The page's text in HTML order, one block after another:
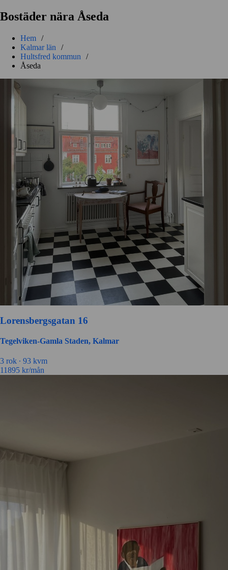
Bostäder nära Åseda
Hem /
Kalmar län
/
Hultsfred kommun
/
Åseda
Lorensbergsgatan 16
Tegelviken-Gamla Staden, Kalmar
3 rok ∙ 93 kvm
11895 kr/mån